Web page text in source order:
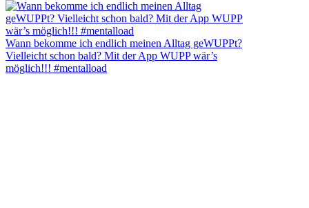
Wann bekomme ich endlich meinen Alltag geWUPPt?
Vielleicht schon bald? Mit der App WUPP wär’s
möglich!!! #mentalload